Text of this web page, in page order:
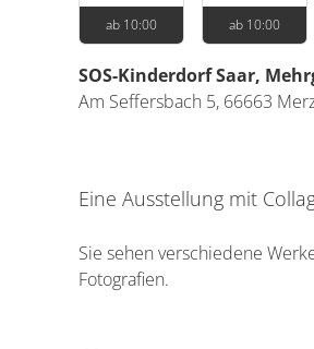
ab 10:00
ab 10:00
SOS-Kinderdorf Saar,
Am Seffersbach 5, 66663
Eine Ausstellung mit
Sie sehen verschiedene
Fotografien.